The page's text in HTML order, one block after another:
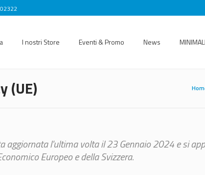
I nostri Store Eventi & Promo News
(UE)
aggiornata l'ultima volta il 23 Gennaio 2024 e si
Europeo e della Svizzera.